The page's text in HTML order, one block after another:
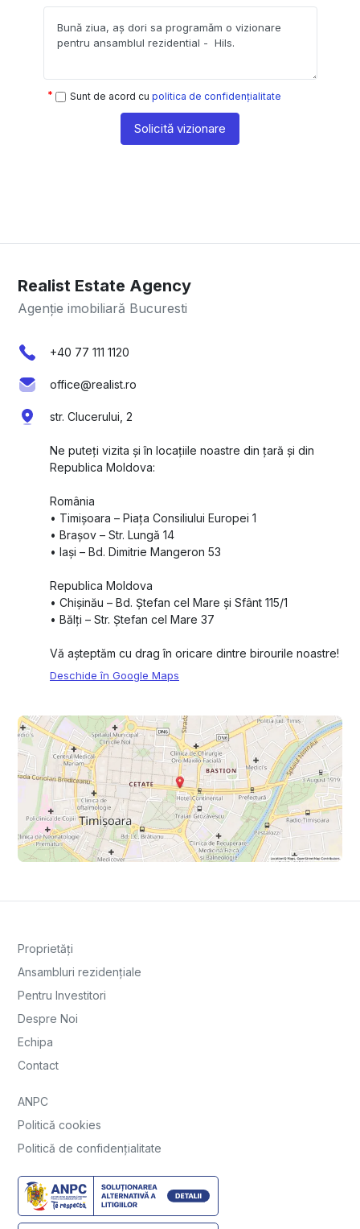
Sunt de acord cu politica de confidențialitate
Solicită vizionare
Realist Estate Agency
Agenție imobiliară Bucuresti
+40 77 111 1120
office@realist.ro
str. Clucerului, 2
Ne puteți vizita și în locațiile noastre din țară și din
Republica Moldova:
România
•⁠ ⁠Timișoara – Piața Consiliului Europei 1
•⁠ ⁠Brașov – Str. Lungă 14
•⁠ ⁠Iași – Bd. Dimitrie Mangeron 53
Republica Moldova
•⁠ ⁠Chișinău – Bd. Ștefan cel Mare și Sfânt 115/1
•⁠ ⁠Bălți – Str. Ștefan cel Mare 37
Vă așteptăm cu drag în oricare dintre birourile noastre!
Deschide în Google Maps
Proprietăți
Ansambluri rezidențiale
Pentru Investitori
Despre Noi
Echipa
Contact
ANPC
Politică cookies
Politică de confidențialitate